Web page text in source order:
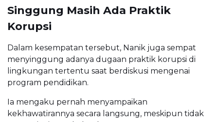
Singgung Masih Ada Praktik
Korupsi
Dalam kesempatan tersebut, Nanik juga sempat
menyinggung adanya dugaan praktik korupsi di
lingkungan tertentu saat berdiskusi mengenai
program pendidikan.
Ia mengaku pernah menyampaikan
kekhawatirannya secara langsung, meskipun tidak